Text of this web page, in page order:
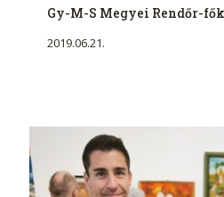
Gy-M-S Megyei Rendőr-
2019.06.21.